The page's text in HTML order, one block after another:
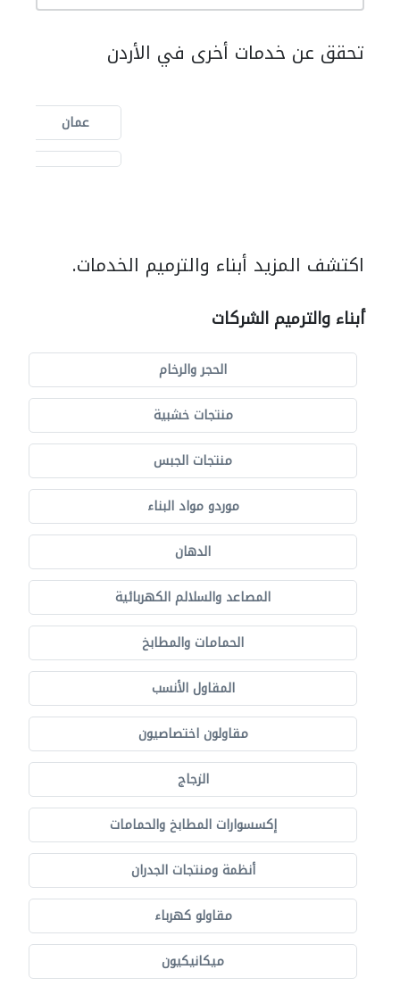
تحقق عن خدمات أخرى في الأردن
عمان
اكتشف المزيد أبناء والترميم الخدمات.
أبناء والترميم الشركات
الحجر والرخام
منتجات خشبية
منتجات الجبس
موردو مواد البناء
الدهان
المصاعد والسلالم الكهربائية
الحمامات والمطابخ
المقاول الأنسب
مقاولون اختصاصيون
الزجاج
إكسسوارات المطابخ والحمامات
أنظمة ومنتجات الجدران
مقاولو كهرباء
ميكانيكيون